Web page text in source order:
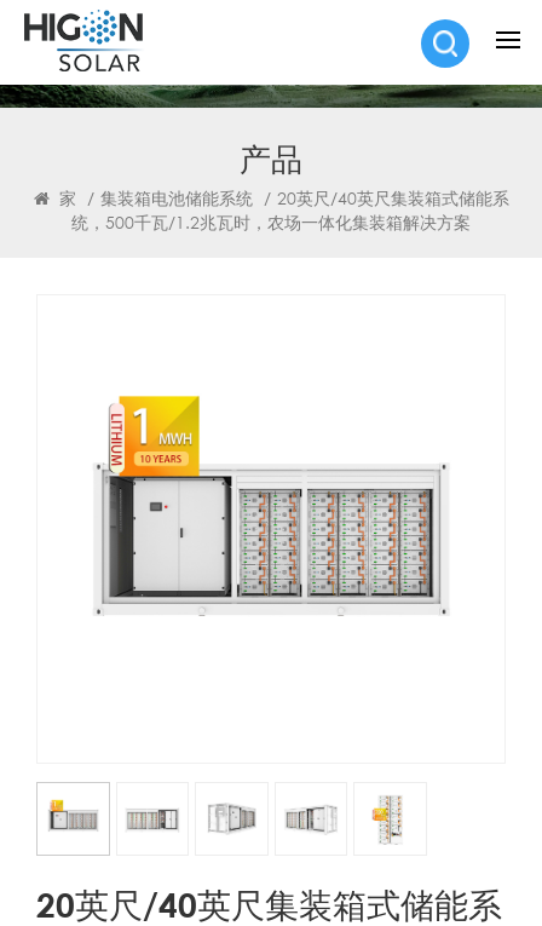
产品
家 / 集装箱电池储能系统 / 20英尺/40英尺集装箱式储能系
统，500千瓦/1.2兆瓦时，农场一体化集装箱解决方案
20英尺/40英尺集装箱式储能系